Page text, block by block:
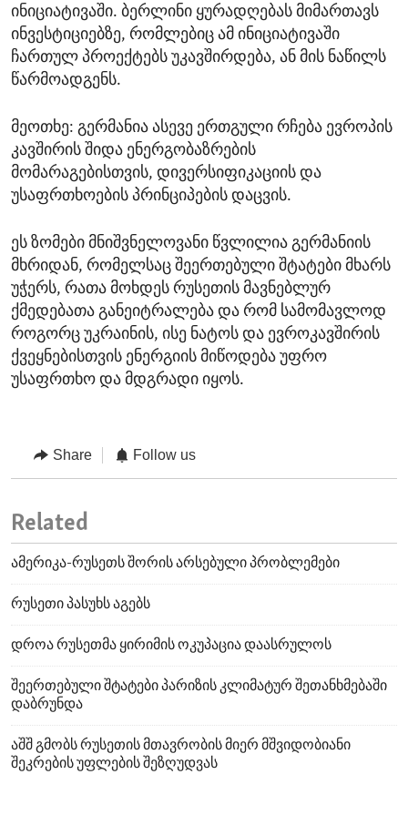
ინიციატივაში. ბერლინი ყურადღებას მიმართავს
ინვესტიციებზე, რომლებიც ამ ინიციატივაში
ჩართულ პროექტებს უკავშირდება, ან მის ნაწილს
წარმოადგენს.
მეოთხე: გერმანია ასევე ერთგული რჩება ევროპის
კავშირის შიდა ენერგობაზრების
მომარაგებისთვის, დივერსიფიკაციის და
უსაფრთხოების პრინციპების დაცვის.
ეს ზომები მნიშვნელოვანი წვლილია გერმანიის
მხრიდან, რომელსაც შეერთებული შტატები მხარს
უჭერს, რათა მოხდეს რუსეთის მავნებლურ
ქმედებათა განეიტრალება და რომ სამომავლოდ
როგორც უკრაინის, ისე ნატოს და ევროკავშირის
ქვეყნებისთვის ენერგიის მიწოდება უფრო
უსაფრთხო და მდგრადი იყოს.
Share Follow us
Related
ამერიკა-რუსეთს შორის არსებული პრობლემები
რუსეთი პასუხს აგებს
დროა რუსეთმა ყირიმის ოკუპაცია დაასრულოს
შეერთებული შტატები პარიზის კლიმატურ შეთანხმებაში
დაბრუნდა
აშშ გმობს რუსეთის მთავრობის მიერ მშვიდობიანი
შეკრების უფლების შეზღუდვას